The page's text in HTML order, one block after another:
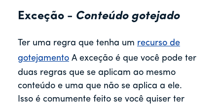
Exceção - Conteúdo gotejado
Ter uma regra que tenha um recurso de
gotejamento A exceção é que você pode ter
duas regras que se aplicam ao mesmo
conteúdo e uma que não se aplica a ele.
Isso é comumente feito se você quiser ter